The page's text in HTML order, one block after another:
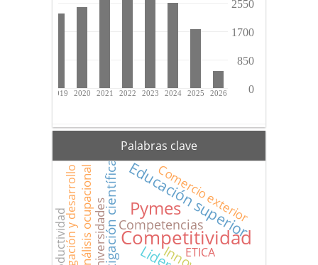
Palabras clave
Competitividad
Pymes
Educación superior
Investigación científicaCompetencias
Comercio exterior
Universidades
Análisis ocupacional
Investigación y desarrollo
Productividad ETICA